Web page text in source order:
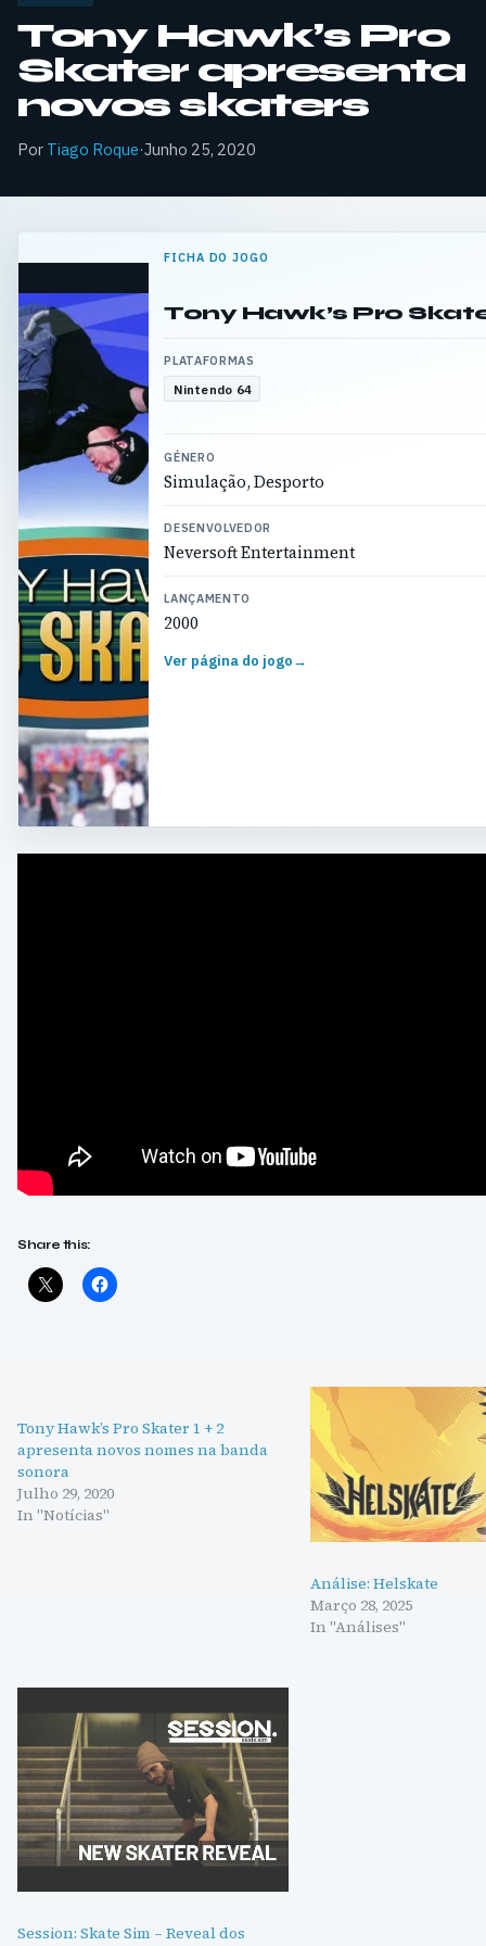
Tony Hawk’s Pro
Skater apresenta
novos skaters
Por Tiago Roque·Junho 25, 2020
FICHA DO JOGO
Tony Hawk’s Pro
PLATAFORMAS
Nintendo 64
GÉNERO
Simulação, Desporto
DESENVOLVEDOR
Neversoft Entertainment
LANÇAMENTO
2000
Ver página do jogo→
Share this:
Tony Hawk’s Pro Skater 1 + 2
apresenta novos nomes na banda
sonora
Julho 29, 2020
In "Notícias"
Análise: Helskate
Março 28, 2025
In "Análises"
Session: Skate Sim – Reveal dos